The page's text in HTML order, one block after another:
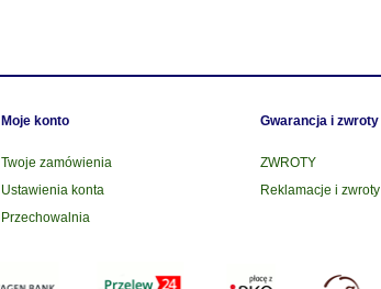
Moje konto
Twoje zamówienia
Ustawienia konta
Przechowalnia
Gwarancja i zwroty
ZWROTY
Reklamacje i zwroty